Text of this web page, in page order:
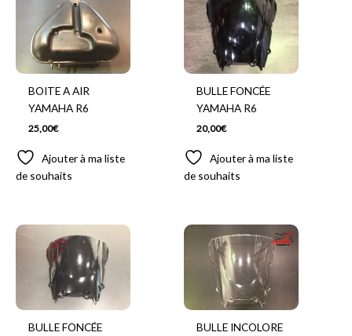
BOITE A AIR
YAMAHA R6
25,00€
Ajouter à ma liste
de souhaits
BULLE FONCÉE
YAMAHA R6
20,00€
Ajouter à ma liste
de souhaits
BULLE FONCÉE
BULLE INCOLORE